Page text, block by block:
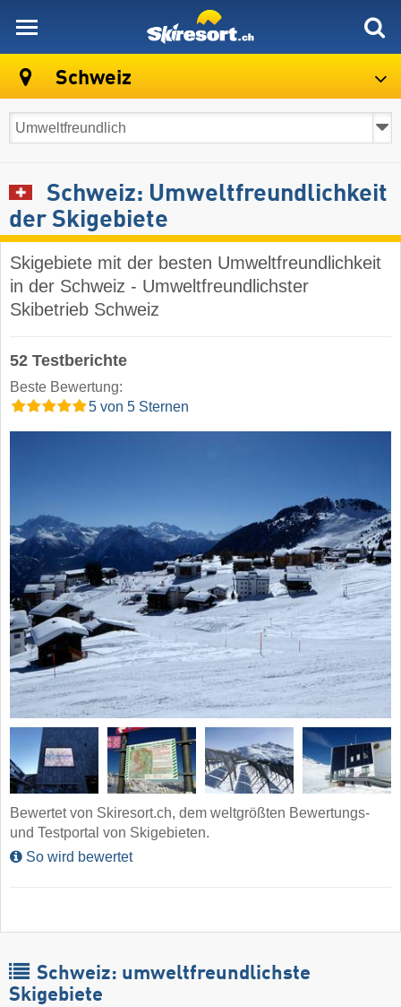
Schweiz
Schweiz: Umweltfreundlichkeit
der Skigebiete
Skigebiete mit der besten Umweltfreundlichkeit
in der Schweiz - Umweltfreundlichster
Skibetrieb Schweiz
52 Testberichte
Beste Bewertung:
5 von 5 Sternen
Bewertet von Skiresort.ch, dem weltgrößten Bewertungs-
und Testportal von Skigebieten.
So wird bewertet
Schweiz: umweltfreundlichste
Skigebiete